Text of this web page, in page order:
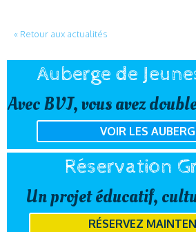
« Retour aux actualités
Auberge de
Avec BVJ, vous avez
VOIR LES
Réservation
Un projet éducatif,
RÉSERVEZ